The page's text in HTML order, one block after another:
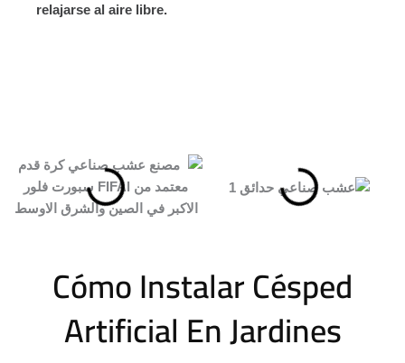
relajarse al aire libre.
Cómo Instalar Césped
Artificial En Jardines